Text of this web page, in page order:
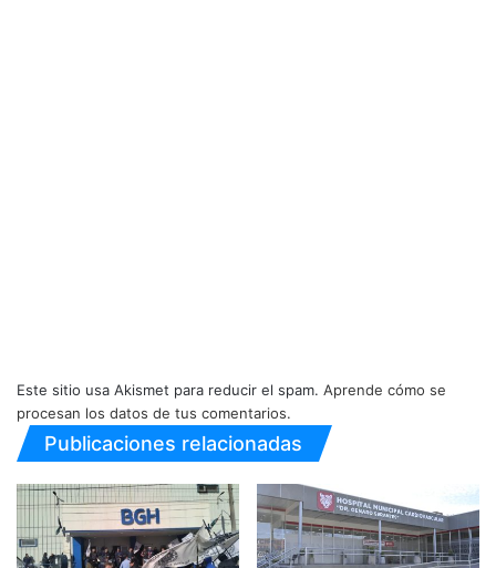
Este sitio usa Akismet para reducir el spam. Aprende cómo se
procesan los datos de tus comentarios.
Publicaciones relacionadas